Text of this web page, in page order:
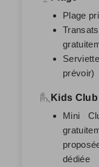
Plage
prévoir)
Kids Club
Mini
dédiée